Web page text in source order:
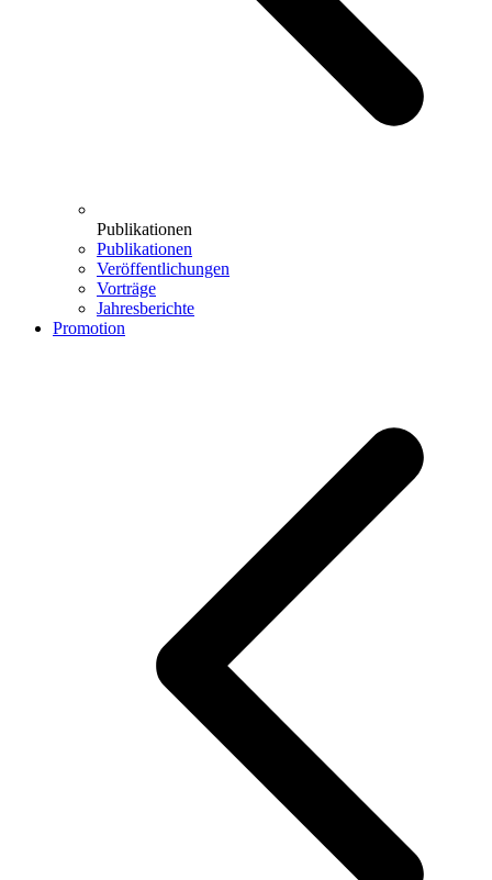
Publikationen
Publikationen
Veröffentlichungen
Vorträge
Jahresberichte
Promotion